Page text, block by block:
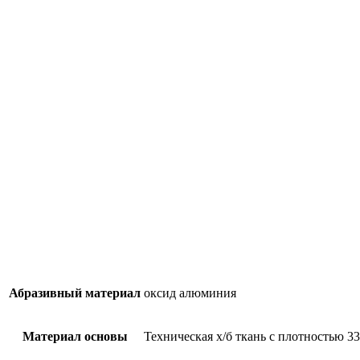
Абразивный материал оксид алюминия
Материал основы Техническая х/б ткань с плотностью